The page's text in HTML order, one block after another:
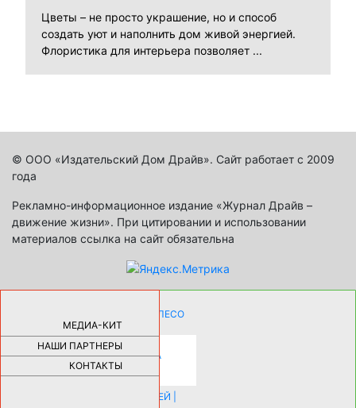
Цветы – не просто украшение, но и способ
создать уют и наполнить дом живой энергией.
Флористика для интерьера позволяет ...
© ООО «Издательский Дом Драйв». Сайт работает с 2009
года
Рекламно-информационное издание «Журнал Драйв –
движение жизни». При цитировании и использовании
материалов ссылка на сайт обязательна
МЕДИА-КИТ
НАШИ ПАРТНЕРЫ
КОНТАКТЫ
КАК ДЕВУШКЕ ПОМЕНЯТЬ КОЛЕСО
НА АВТОМОБИЛЕ |69189
НОВЫЕ РАЗРАБОТКИ ДЛЯ
ОЗДОРОВЛЕНИЯ ОРГАНИЗМА
ПЛАТФОРМА ШУМАННА 3Д И
КАПСУЛА ЗДОРОВЬЯ |28297
ИСТОРИЯ НАКЛАДНЫХ НОГТЕЙ |